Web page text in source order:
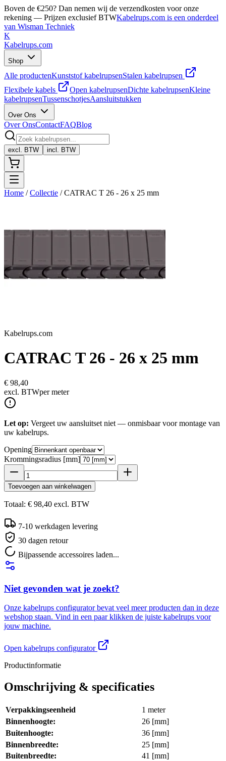
Boven de €250? Dan nemen wij de verzendkosten voor onze
rekening — Prijzen exclusief BTWKabelrups.com is een onderdeel
van Wisman Techniek
K
Kabelrups.com
Shop
Alle productenKunststof kabelrupsenStalen kabelrupsen
Flexibele kabels
Open kabelrupsenDichte kabelrupsenKleine
kabelrupsenTussenschotjesAansluitstukken
Over Ons
Over OnsContactFAQBlog
excl. BTW incl. BTW
Home / Collectie / CATRAC T 26 - 26 x 25 mm
Kabelrups.com
CATRAC T 26 - 26 x 25 mm
€ 98,40
excl. BTWper meter
Let op: Vergeet uw aansluitset niet — onmisbaar voor montage van
uw kabelrups.
Opening
Krommingsradius [mm]
Toevoegen aan winkelwagen
Totaal: € 98,40 excl. BTW
7-10 werkdagen levering
30 dagen retour
Bijpassende accessoires laden...
Niet gevonden wat je zoekt?
Onze kabelrups configurator bevat veel meer producten dan in deze
webshop staan. Vind in een paar klikken de juiste kabelrups voor
jouw machine.
Open kabelrups configurator
Productinformatie
Omschrijving & specificaties
Verpakkingseenheid
1 meter
Binnenhoogte:
26 [mm]
Buitenhoogte:
36 [mm]
Binnenbreedte:
25 [mm]
Buitenbreedte:
41 [mm]